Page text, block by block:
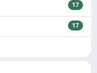
17
17